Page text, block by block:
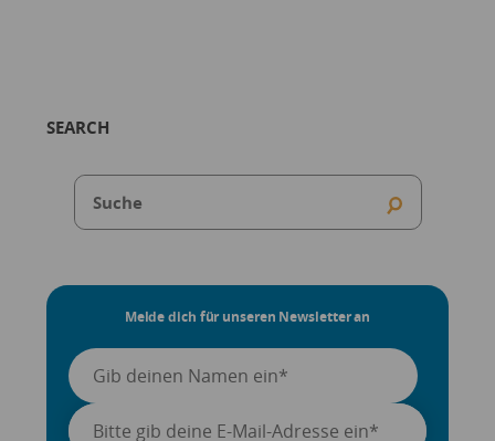
SEARCH
Melde dich für unseren Newsletter an